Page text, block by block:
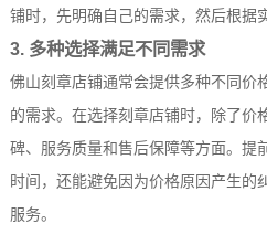
铺时，先明确自己的需求，然后根据
3. 多种选择满足不同需求
佛山刻章店铺通常会提供多种不同价
的需求。在选择刻章店铺时，除了价
碑、服务质量和售后保障等方面。提
时间，还能避免因为价格原因产生的
服务。